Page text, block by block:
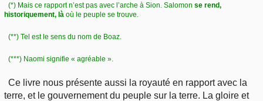
(*) Mais ce rapport n’est pas avec l’arche à Sion. Salomonse rend,
historiquement, là où le peuple se trouve.
(**) Tel est le sens du nom de Boaz.
(***) Naomi signifie « agréable ».
Ce livre nous présente aussi la royauté en rapport avec la
terre, et le gouvernement du peuple sur la terre. La gloire et